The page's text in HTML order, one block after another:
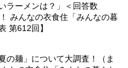
ラーメンは？」＜回答数
みんなの衣食住「みんなの暮
第612回】
の麺」について大調査！（ま